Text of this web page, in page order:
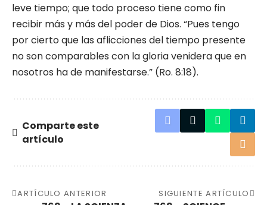
leve tiempo; que todo proceso tiene como fin
recibir más y más del poder de Dios. “Pues tengo
por cierto que las aflicciones del tiempo presente
no son comparables con la gloria venidera que en
nosotros ha de manifestarse.” (Ro. 8:18).
Comparte este
artículo
ARTÍCULO ANTERIOR SIGUIENTE ARTÍCULO